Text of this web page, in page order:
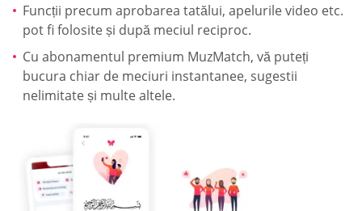
Funcții precum aprobarea tatălui, apelurile video etc.
pot fi folosite și după meciul reciproc.
Cu abonamentul premium MuzMatch, vă puteți
bucura chiar de meciuri instantanee, sugestii
nelimitate și multe altele.